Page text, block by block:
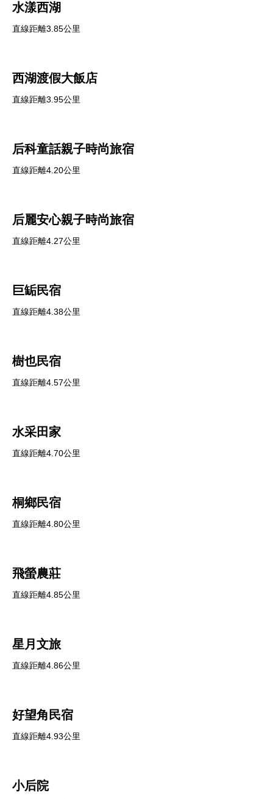
水漾西湖
直線距離3.85公里
西湖渡假大飯店
直線距離3.95公里
后科童話親子時尚旅宿
直線距離4.20公里
后麗安心親子時尚旅宿
直線距離4.27公里
巨缿民宿
直線距離4.38公里
樹也民宿
直線距離4.57公里
水采田家
直線距離4.70公里
桐鄉民宿
直線距離4.80公里
飛螢農莊
直線距離4.85公里
星月文旅
直線距離4.86公里
好望角民宿
直線距離4.93公里
小后院